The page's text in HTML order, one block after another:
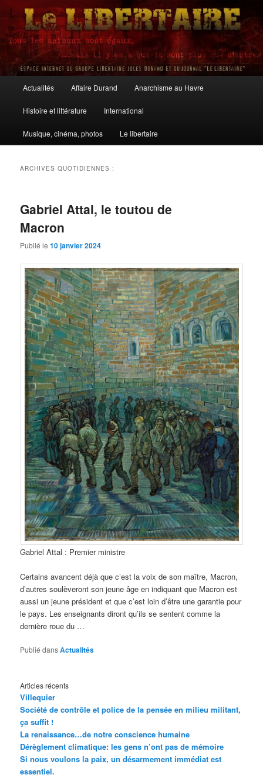
Aller
contenu
principal
Aller
contenu
secondaire
Le Libertaire
principal
Actualités Affaire Durand Anarchisme au Havre
Histoire et littérature International
Musique, cinéma, photos Le libertaire
ARCHIVES QUOTIDIENNES :
Gabriel Attal, le toutou de
Macron
Publié le10 janvier 2024
Gabriel Attal : Premier ministre
Certains avancent déjà que c’est la voix de son maître, Macron,
d’autres soulèveront son jeune âge en indiquant que Macron est
aussi un jeune président et que c’est loin d’être une garantie pour
le pays. Les enseignants diront qu’ils se sentent comme la
dernière roue du …
Publié dansActualités
Articles récents
Villequier
Société de contrôle et police de la pensée en milieu militant,
ça suffit !
La renaissance…de notre conscience humaine
Dérèglement climatique: les gens n’ont pas de mémoire
Si nous voulons la paix, un désarmement immédiat est
essentiel.